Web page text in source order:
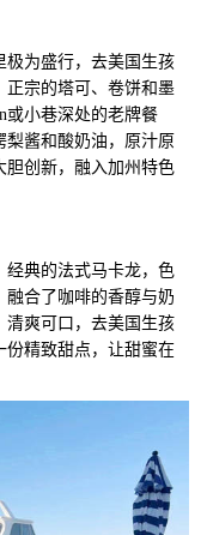
为盛行，去美国生孩
正宗的塔可、卷饼和墨
或小巷深处的老牌餐
梨酱和酸奶油，原汁原
胆创新，融入加州特色
典的法式马卡龙，色
合了咖啡的香醇与奶
清爽可口，去美国生孩
份精致甜点，让甜蜜在